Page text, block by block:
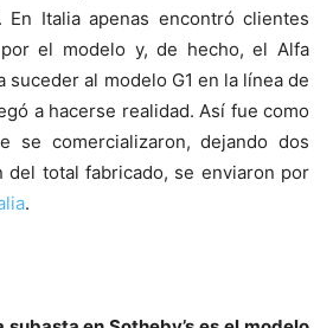
En Italia apenas encontró clientes
el modelo y, de hecho, el Alfa
suceder al modelo G1 en la línea de
a hacerse realidad. Así fue como
se comercializaron, dejando dos
del total fabricado, se enviaron por
.